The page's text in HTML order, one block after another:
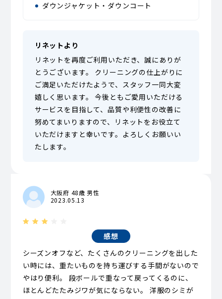
ダウンジャケット・ダウンコート
リネットより
リネットを再度ご利用いただき、誠にありが
とうございます。 クリーニングの仕上がりに
ご満足いただけたようで、スタッフ一同大変
嬉しく思います。 今後ともご愛用いただける
サービスを目指して、品質や利便性の改善に
努めてまいりますので、リネットをお役立て
いただけますと幸いです。よろしくお願いい
たします。
大阪府 48歳 男性
2023.05.13
感想
シーズンオフなど、たくさんのクリーニングを出した
い時には、重たいものを持ち運びする手間がないので
やはり便利。 段ボールで重なって戻ってくるのに、
ほとんどたたみジワが気にならない。 洋服のシミが